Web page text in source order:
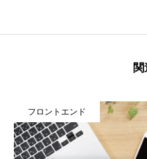
フロントエンド